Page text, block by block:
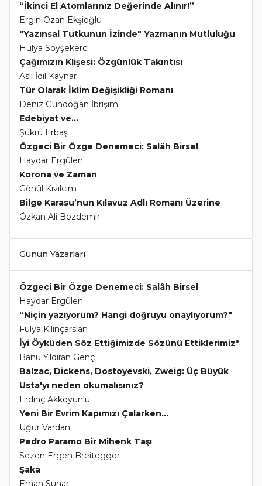
“İkinci El Atomlarınız Değerinde Alınır!”
Ergin Ozan Ekşioğlu
"Yazınsal Tutkunun İzinde" Yazmanın Mutluluğu
Hülya Soyşekerci
Çağımızın Klişesi: Özgünlük Takıntısı
Aslı İdil Kaynar
Tür Olarak İklim Değişikliği Romanı
Deniz Gündoğan İbrişim
Edebiyat ve...
Şükrü Erbaş
Özgeci Bir Özge Denemeci: Salâh Birsel
Haydar Ergülen
Korona ve Zaman
Gönül Kıvılcım
Bilge Karasu’nun Kılavuz Adlı Romanı Üzerine
Özkan Ali Bozdemir
Günün Yazarları
Özgeci Bir Özge Denemeci: Salâh Birsel
Haydar Ergülen
“Niçin yazıyorum? Hangi doğruyu onaylıyorum?"
Fulya Kılınçarslan
İyi Öyküden Söz Ettiğimizde Sözünü Ettiklerimiz*
Banu Yıldıran Genç
Balzac, Dickens, Dostoyevski, Zweig: Üç Büyük
Usta'yı neden okumalısınız?
Erdinç Akkoyunlu
Yeni Bir Evrim Kapımızı Çalarken...
Uğur Vardan
Pedro Paramo Bir Mihenk Taşı
Sezen Ergen Breitegger
Şaka
Erhan Sunar